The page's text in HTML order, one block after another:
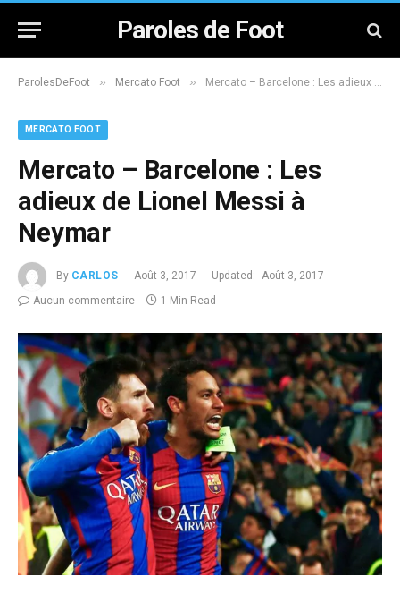
Paroles de Foot
ParolesDeFoot » Mercato Foot » Mercato – Barcelone : Les adieux de Lionel Messi à Neymar
MERCATO FOOT
Mercato – Barcelone : Les
adieux de Lionel Messi à
Neymar
By CARLOS Août 3, 2017 Updated: Août 3, 2017
Aucun commentaire
1 Min Read